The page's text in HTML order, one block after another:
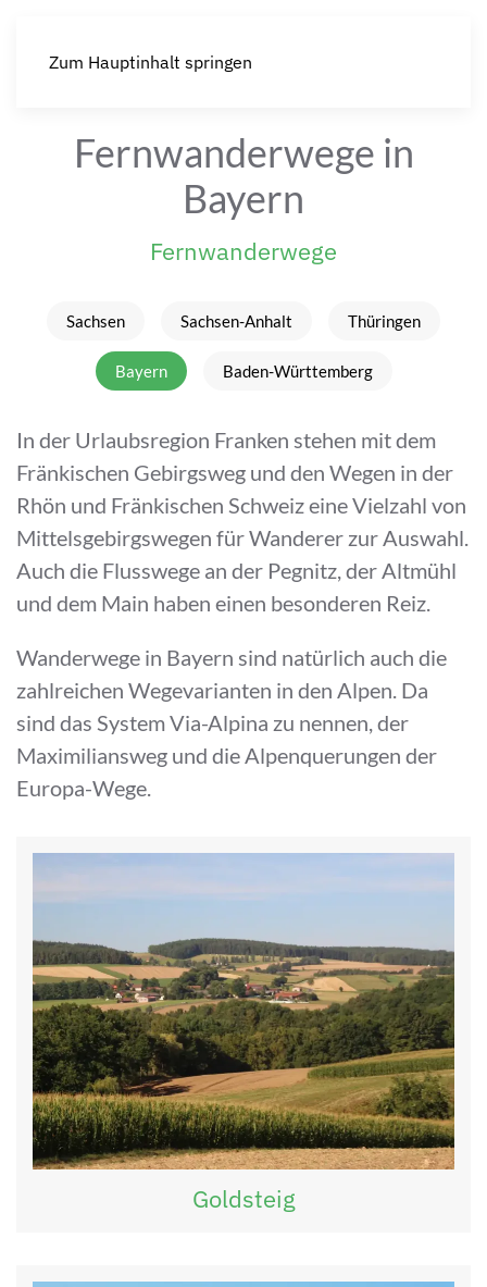
Zum Hauptinhalt springen
Fernwanderwege in
Bayern
Fernwanderwege
Sachsen Sachsen-Anhalt Thüringen
Bayern Baden-Württemberg
In der Urlaubsregion Franken stehen mit dem
Fränkischen Gebirgsweg und den Wegen in der
Rhön und Fränkischen Schweiz eine Vielzahl von
Mittelsgebirgswegen für Wanderer zur Auswahl.
Auch die Flusswege an der Pegnitz, der Altmühl
und dem Main haben einen besonderen Reiz.
Wanderwege in Bayern sind natürlich auch die
zahlreichen Wegevarianten in den Alpen. Da
sind das System Via-Alpina zu nennen, der
Maximiliansweg und die Alpenquerungen der
Europa-Wege.
Goldsteig